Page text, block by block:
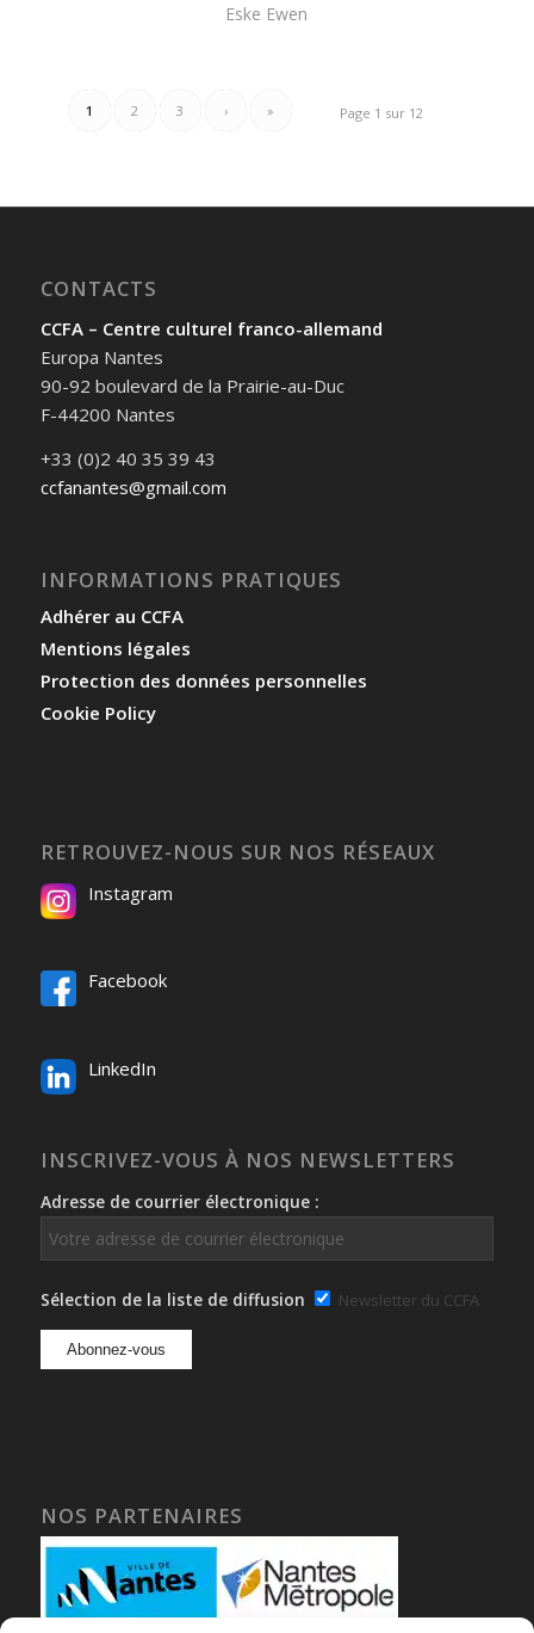
Eske Ewen
Page 1 sur 12
1 2 3 › »
CONTACTS
CCFA – Centre culturel franco-allemand
Europa Nantes
90-92 boulevard de la Prairie-au-Duc
F-44200 Nantes
+33 (0)2 40 35 39 43
ccfanantes@gmail.com
INFORMATIONS PRATIQUES
Adhérer au CCFA
Mentions légales
Protection des données personnelles
Cookie Policy
RETROUVEZ-NOUS SUR NOS RÉSEAUX
Instagram
Facebook
LinkedIn
INSCRIVEZ-VOUS À NOS NEWSLETTERS
Adresse de courrier électronique :
Sélection de la liste de diffusion Newsletter du CCFA
NOS PARTENAIRES